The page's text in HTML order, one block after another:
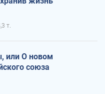
т.
или О новом
союза